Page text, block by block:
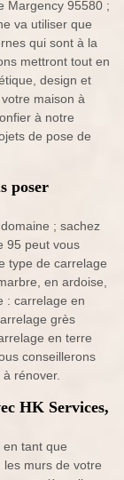
Margency 95580 ;
va utiliser que
qui sont à la
mettront tout en
design et
maison à
à notre
de pose de
poser
; sachez
95 peut vous
type de carrelage
en ardoise,
: carrelage en
grès
en terre
conseillerons
rénover.
HK Services,
tant que
murs de votre